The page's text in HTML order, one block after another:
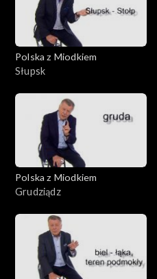
Polska z Miodkiem
Słupsk
Polska z Miodkiem
Grudziądz